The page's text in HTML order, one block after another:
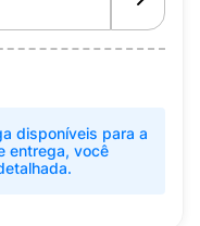
disponíveis para a
entrega, você